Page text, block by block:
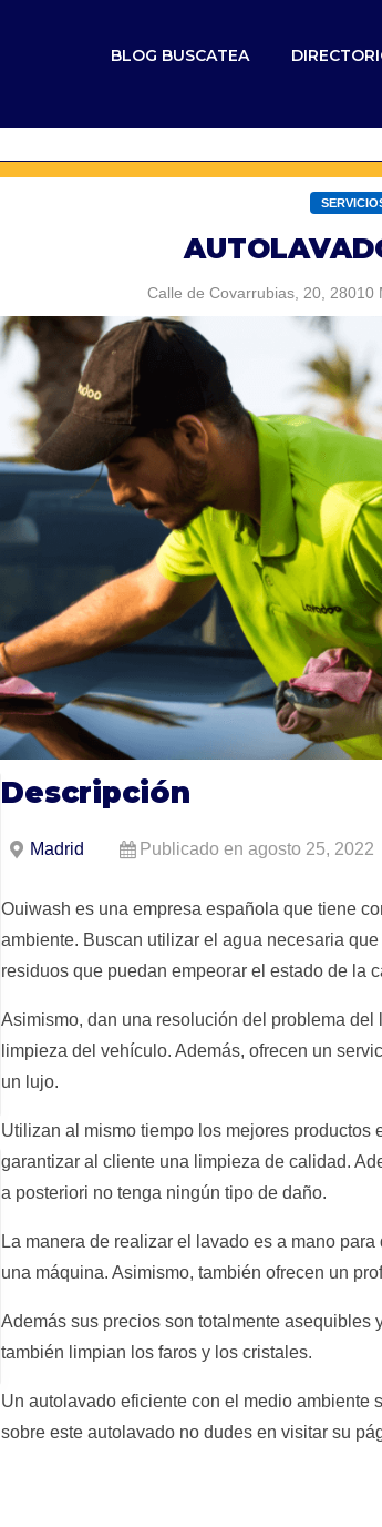
BLOG BUSCATEA
Calle de Covarrubias, 20, 28010
Descripción
Madrid Publicado en agosto 25, 2022
Ouiwash es una empresa española que tiene
ambiente. Buscan utilizar el agua necesaria
residuos que puedan empeorar el estado de la
Asimismo, dan una resolución del problema
limpieza del vehículo. Además, ofrecen un
un lujo.
Utilizan al mismo tiempo los mejores productos
garantizar al cliente una limpieza de calidad.
a posteriori no tenga ningún tipo de daño.
La manera de realizar el lavado es a mano
una máquina. Asimismo, también ofrecen un
Además sus precios son totalmente
también limpian los faros y los cristales.
Un autolavado eficiente con el medio ambiente
sobre este autolavado no dudes en visitar su